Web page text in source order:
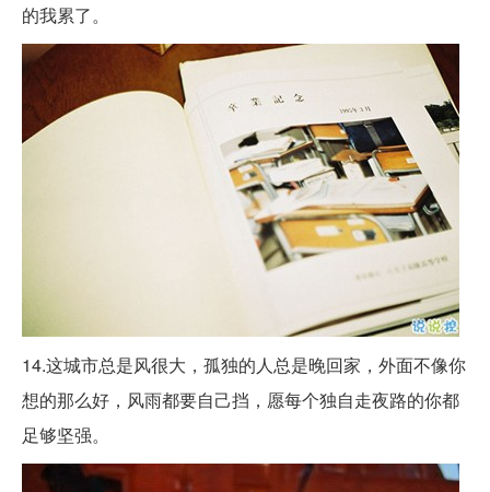
的我累了。 ​​​​
14.这城市总是风很大，孤独的人总是晚回家，外面不像你
想的那么好，风雨都要自己挡，愿每个独自走夜路的你都
足够坚强。